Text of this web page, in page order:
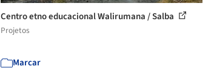
Centro etno educacional Walirumana / Salba
Projetos
Marcar